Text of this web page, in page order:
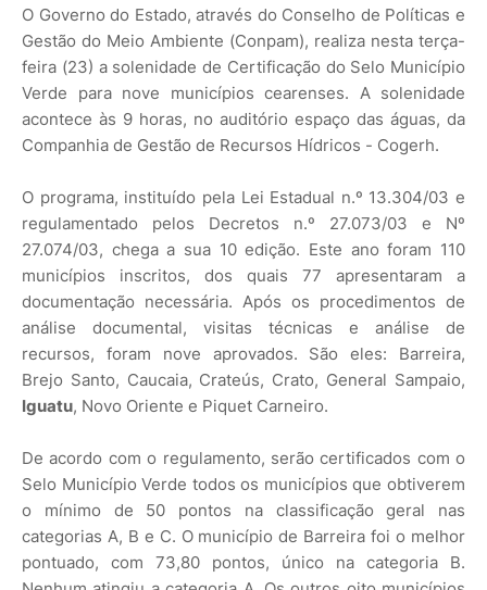
O Governo do Estado, através do Conselho de Políticas e
Gestão do Meio Ambiente (Conpam), realiza nesta terça-
feira (23) a solenidade de Certificação do Selo Município
Verde para nove municípios cearenses. A solenidade
acontece às 9 horas, no auditório espaço das águas, da
Companhia de Gestão de Recursos Hídricos - Cogerh.
O programa, instituído pela Lei Estadual n.º 13.304/03 e
regulamentado pelos Decretos n.º 27.073/03 e Nº
27.074/03, chega a sua 10 edição. Este ano foram 110
municípios inscritos, dos quais 77 apresentaram a
documentação necessária. Após os procedimentos de
análise documental, visitas técnicas e análise de
recursos, foram nove aprovados. São eles: Barreira,
Brejo Santo, Caucaia, Crateús, Crato, General Sampaio,
Iguatu, Novo Oriente e Piquet Carneiro.
De acordo com o regulamento, serão certificados com o
Selo Município Verde todos os municípios que obtiverem
o mínimo de 50 pontos na classificação geral nas
categorias A, B e C. O município de Barreira foi o melhor
pontuado, com 73,80 pontos, único na categoria B.